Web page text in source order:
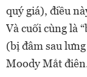
quý giá), điều
Và cuối cùng là
(bị đâm sau
Moody Mắt